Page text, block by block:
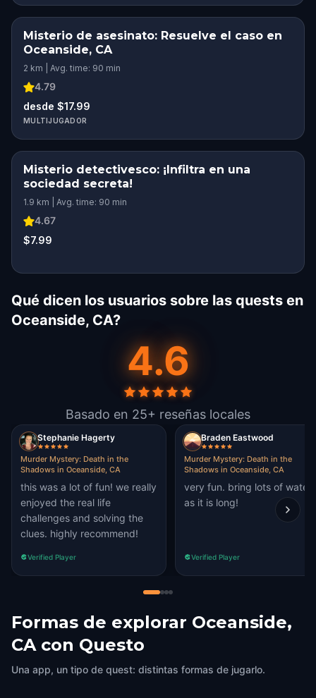
Misterio de asesinato: Resuelve el caso en
Oceanside, CA
2 km | Avg. time: 90 min
4.79
desde $17.99
MULTIJUGADOR
Misterio detectivesco: ¡Infiltra en una
sociedad secreta!
1.9 km | Avg. time: 90 min
4.67
$7.99
Qué dicen los usuarios sobre las quests en
Oceanside, CA?
4.6
Basado en 25+ reseñas locales
Stephanie Hagerty
Murder Mystery: Death in the
Shadows in Oceanside, CA
this was a lot of fun! we really
enjoyed the real life
challenges and solving the
clues. highly recommend!
Verified Player
Braden Eastwood
Murder Mystery: Death in the
Shadows in Oceanside, CA
very fun. bring lots of water
as it is long!
Verified Player
Formas de explorar Oceanside,
CA con Questo
Una app, un tipo de quest: distintas formas de jugarlo.